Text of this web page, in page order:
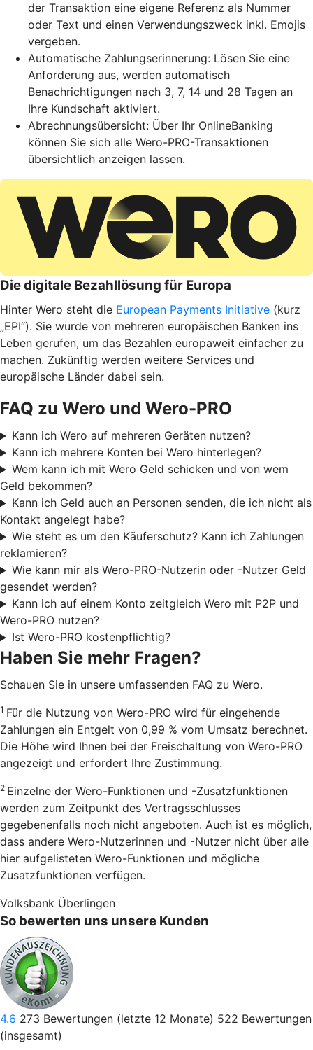
der Transaktion eine eigene Referenz als Nummer
oder Text und einen Verwendungszweck inkl. Emojis
vergeben.
Automatische Zahlungserinnerung: Lösen Sie eine
Anforderung aus, werden automatisch
Benachrichtigungen nach 3, 7, 14 und 28 Tagen an
Ihre Kundschaft aktiviert.
Abrechnungsübersicht: Über Ihr OnlineBanking
können Sie sich alle Wero-PRO-Transaktionen
übersichtlich anzeigen lassen.
Die digitale Bezahllösung für Europa
Hinter Wero steht die European Payments Initiative (kurz
„EPI“). Sie wurde von mehreren europäischen Banken ins
Leben gerufen, um das Bezahlen europaweit einfacher zu
machen. Zukünftig werden weitere Services und
europäische Länder dabei sein.
FAQ zu Wero und Wero-PRO
Kann ich Wero auf mehreren Geräten nutzen?
Kann ich mehrere Konten bei Wero hinterlegen?
Wem kann ich mit Wero Geld schicken und von wem
Geld bekommen?
Kann ich Geld auch an Personen senden, die ich nicht als
Kontakt angelegt habe?
Wie steht es um den Käuferschutz? Kann ich Zahlungen
reklamieren?
Wie kann mir als Wero-PRO-Nutzerin oder -Nutzer Geld
gesendet werden?
Kann ich auf einem Konto zeitgleich Wero mit P2P und
Wero-PRO nutzen?
Ist Wero-PRO kostenpflichtig?
Haben Sie mehr Fragen?
Schauen Sie in unsere umfassenden FAQ zu Wero.
1 Für die Nutzung von Wero-PRO wird für eingehende
Zahlungen ein Entgelt von 0,99 % vom Umsatz berechnet.
Die Höhe wird Ihnen bei der Freischaltung von Wero-PRO
angezeigt und erfordert Ihre Zustimmung.
2 Einzelne der Wero-Funktionen und -Zusatzfunktionen
werden zum Zeitpunkt des Vertragsschlusses
gegebenenfalls noch nicht angeboten. Auch ist es möglich,
dass andere Wero-Nutzerinnen und -Nutzer nicht über alle
hier aufgelisteten Wero-Funktionen und mögliche
Zusatzfunktionen verfügen.
Volksbank Überlingen
So bewerten uns unsere Kunden
4.6 273 Bewertungen (letzte 12 Monate) 522 Bewertungen
(insgesamt)